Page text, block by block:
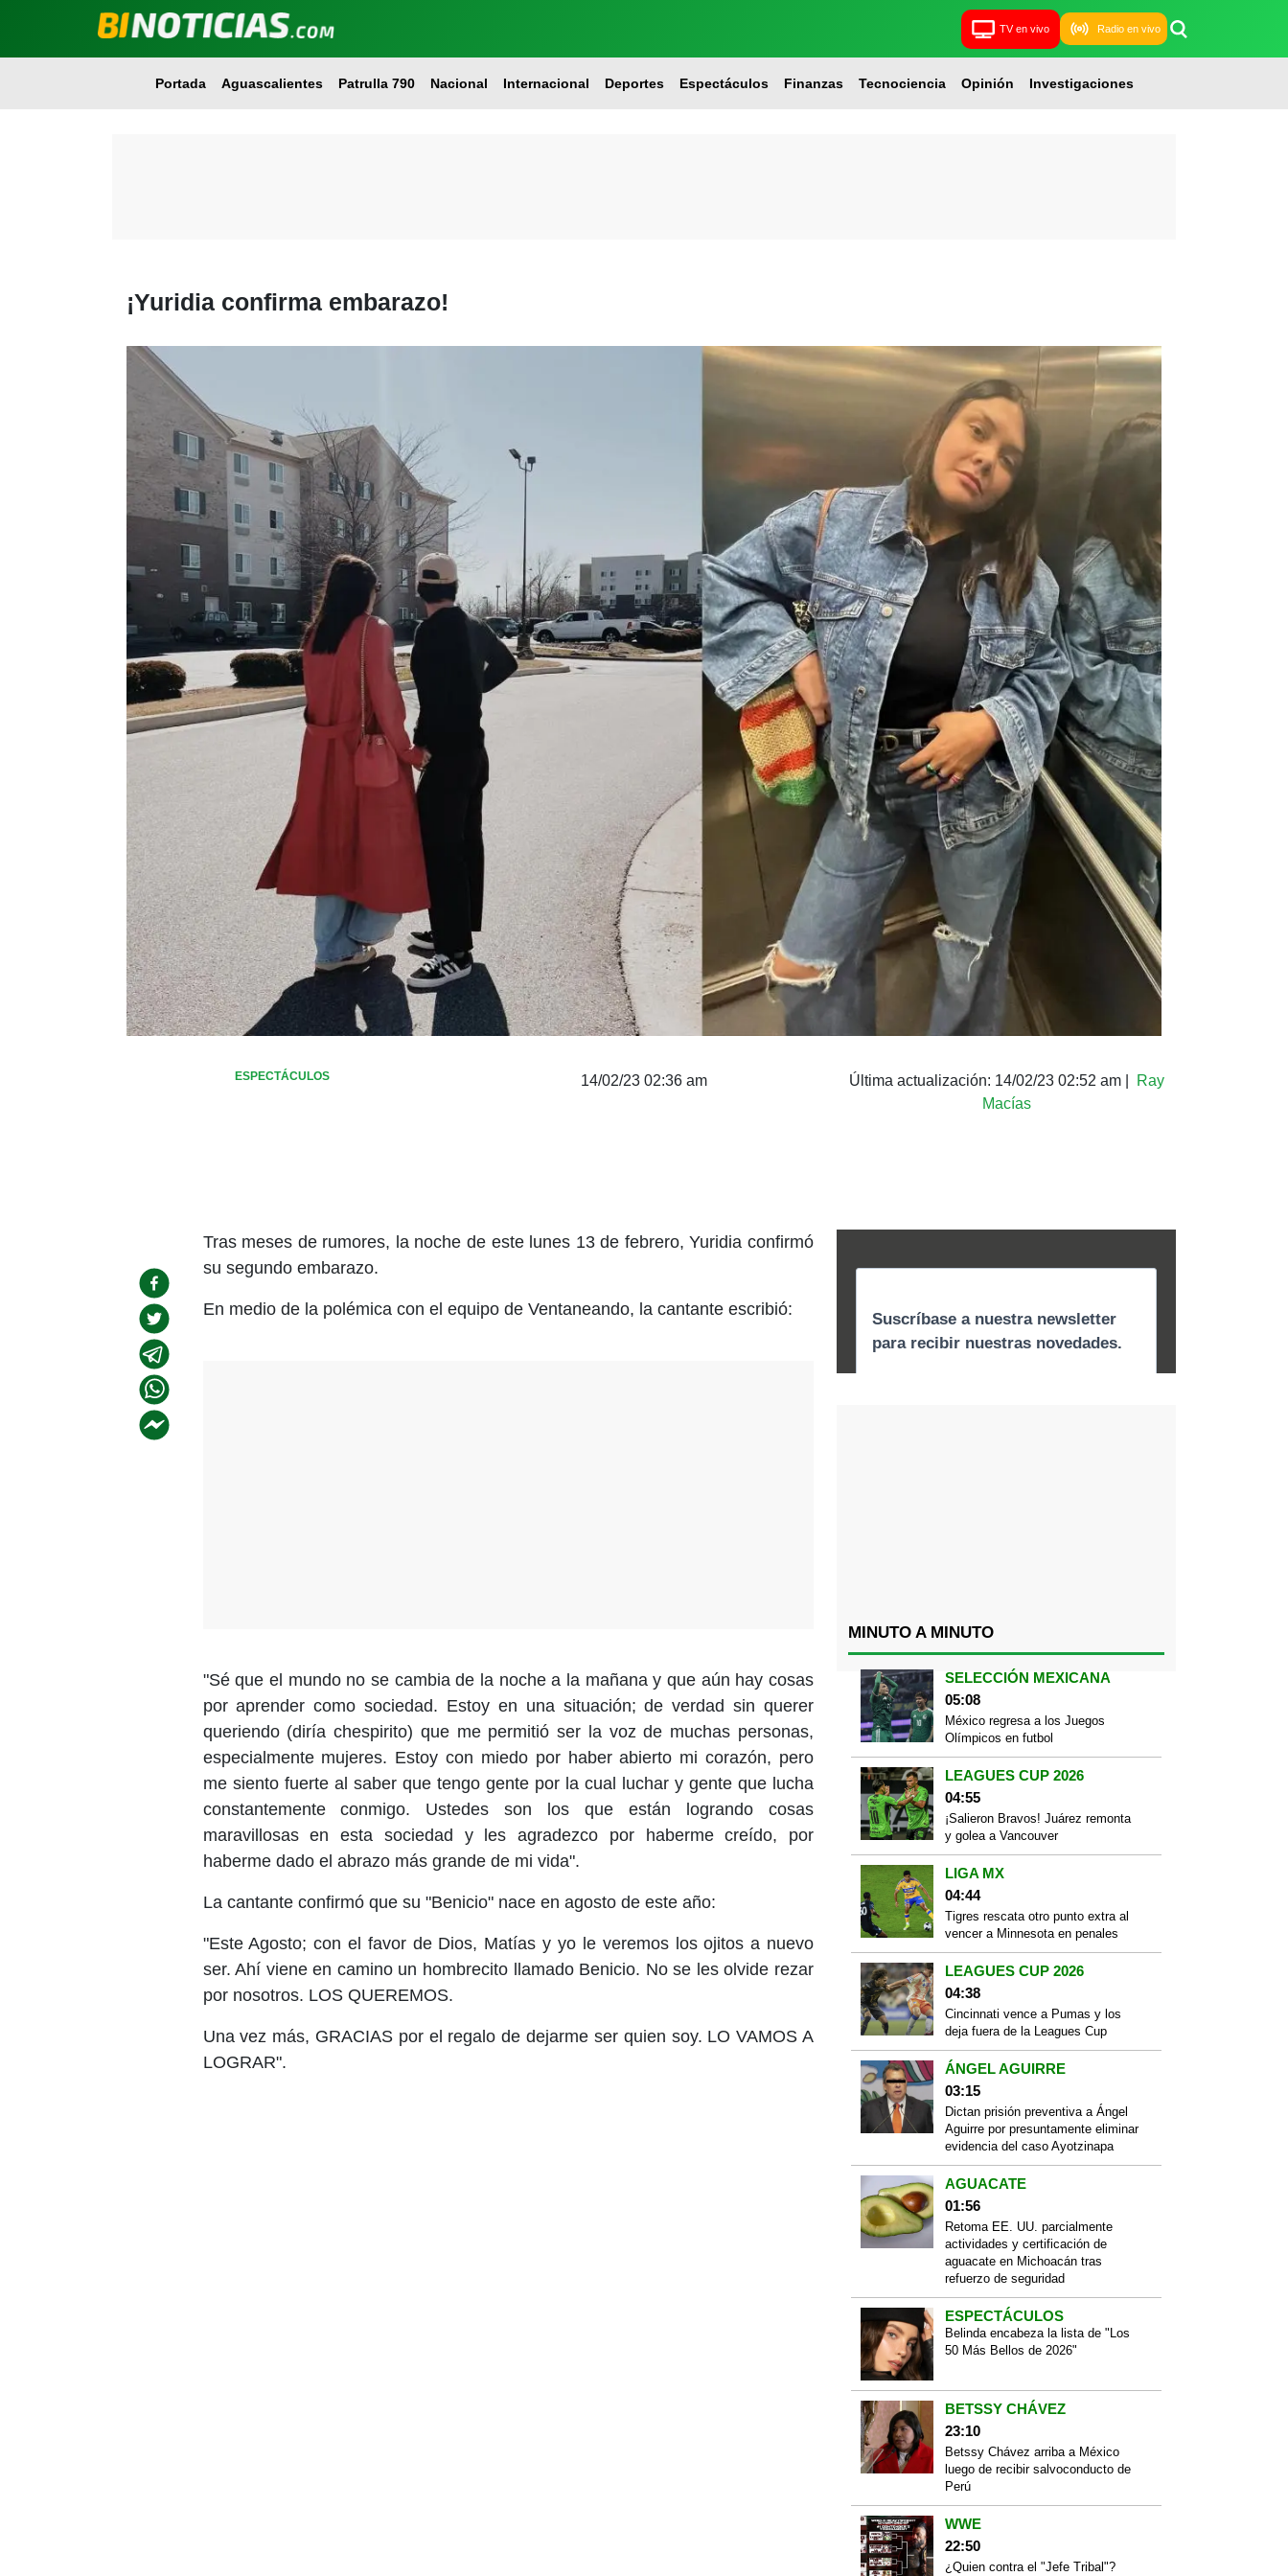
TV en vivo Radio en vivo
Portada Aguascalientes Patrulla 790 Nacional Internacional Deportes Espectáculos Finanzas Tecnociencia Opinión Investigaciones
¡Yuridia confirma embarazo!
ESPECTÁCULOS 14/02/23 02:36 am Última actualización: 14/02/23 02:52 am|
Ray
Macías
Tras meses de rumores, la noche de este lunes 13 de febrero, Yuridia confirmó
su segundo embarazo.
En medio de la polémica con el equipo de Ventaneando, la cantante escribió:
"Sé que el mundo no se cambia de la noche a la mañana y que aún hay cosas
por aprender como sociedad. Estoy en una situación; de verdad sin querer
queriendo (diría chespirito) que me permitió ser la voz de muchas personas,
especialmente mujeres. Estoy con miedo por haber abierto mi corazón, pero
me siento fuerte al saber que tengo gente por la cual luchar y gente que lucha
constantemente conmigo. Ustedes son los que están logrando cosas
maravillosas en esta sociedad y les agradezco por haberme creído, por
haberme dado el abrazo más grande de mi vida".
La cantante confirmó que su "Benicio" nace en agosto de este año:
"Este Agosto; con el favor de Dios, Matías y yo le veremos los ojitos a nuevo
ser. Ahí viene en camino un hombrecito llamado Benicio. No se les olvide rezar
por nosotros. LOS QUEREMOS.
Una vez más, GRACIAS por el regalo de dejarme ser quien soy. LO VAMOS A
LOGRAR".
MINUTO A MINUTO
SELECCIÓN MEXICANA
05:08
México regresa a los Juegos
Olímpicos en futbol
LEAGUES CUP 2026
04:55
¡Salieron Bravos! Juárez remonta
y golea a Vancouver
LIGA MX
04:44
Tigres rescata otro punto extra al
vencer a Minnesota en penales
LEAGUES CUP 2026
04:38
Cincinnati vence a Pumas y los
deja fuera de la Leagues Cup
ÁNGEL AGUIRRE
03:15
Dictan prisión preventiva a Ángel
Aguirre por presuntamente eliminar
evidencia del caso Ayotzinapa
AGUACATE
01:56
Retoma EE. UU. parcialmente
actividades y certificación de
aguacate en Michoacán tras
refuerzo de seguridad
ESPECTÁCULOS
Belinda encabeza la lista de "Los
50 Más Bellos de 2026"
BETSSY CHÁVEZ
23:10
Betssy Chávez arriba a México
luego de recibir salvoconducto de
Perú
WWE
22:50
¿Quien contra el "Jefe Tribal"?